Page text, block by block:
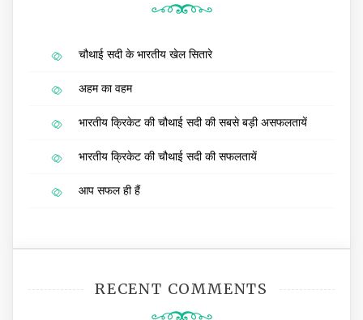
चौथाई सदी के भारतीय खेल सितारे
अहम का वहम
भारतीय क्रिकेट की चौथाई सदी की सबसे बड़ी असफलतायें
भारतीय क्रिकेट की चौथाई सदी की सफलतायें
आप सफल ही हैं
RECENT COMMENTS